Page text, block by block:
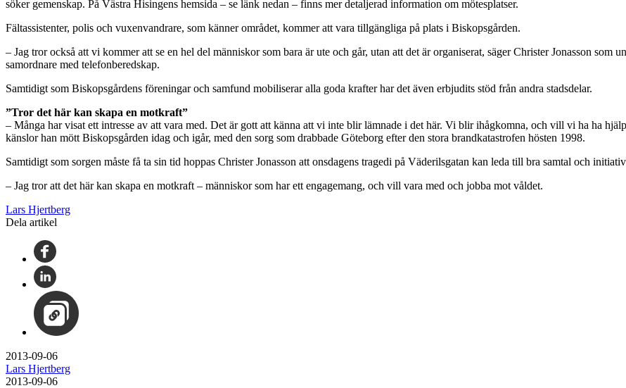
söker gemenskap. På Västra Hisingens hemsida – se länk nedan – finns mer detaljerad information om mötesplatser.
Fältassistenter, polis och vuxenvandrare, som känner området, kommer att vara tillgängliga på plats i Biskopsgården.
– Jag tror också att vi kommer att se en hel del människor som bara är ute och går, utan att det är organiserat, säger Christer Jonasson som
samordnare med telefonberedskap.
Samtidigt som Biskopsgårdens föreningar och samfund mobiliserar alla goda krafter har det även erbjudits stöd från andra stadsdelar.
”Tror det här kan skapa en motkraft”
– Många har visat ett intresse av att vara med. Det är gott att känna att vi inte blir lämnade i det här. Vi blir ihågkomna, och vill vi ha ha
känslor han mött Biskopsgården idag och igår, med den sorg som drabbade Göteborg efter den stora brandkatastrofen hösten 1998.
Samtidigt som sorgen måste få ta sin tid hoppas Christer Jonasson att onsdagens tragedi på Väderilsgatan kan leda till bra samtal och
– Jag tror att det här kan skapa en motkraft – människor som har ett engagemang, och vill vara med och jobba mot våldet.
Lars Hjertberg
Dela artikel
2013-09-06
Lars Hjertberg
2013-09-06